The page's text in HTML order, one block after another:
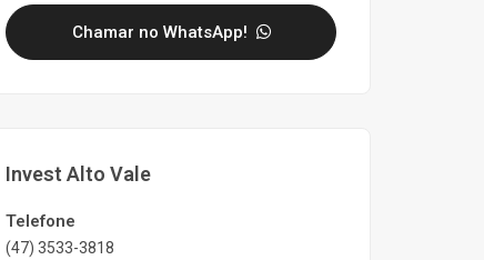
Chamar no WhatsApp!
Invest Alto Vale
Telefone
(47) 3533-3818